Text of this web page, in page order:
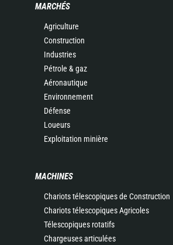
MARCHÉS
Agriculture
Construction
Industries
Pétrole & gaz
Aéronautique
Environnement
Défense
Loueurs
Exploitation minière
MACHINES
Chariots télescopiques de Construction
Chariots télescopiques Agricoles
Télescopiques rotatifs
Chargeuses articulées